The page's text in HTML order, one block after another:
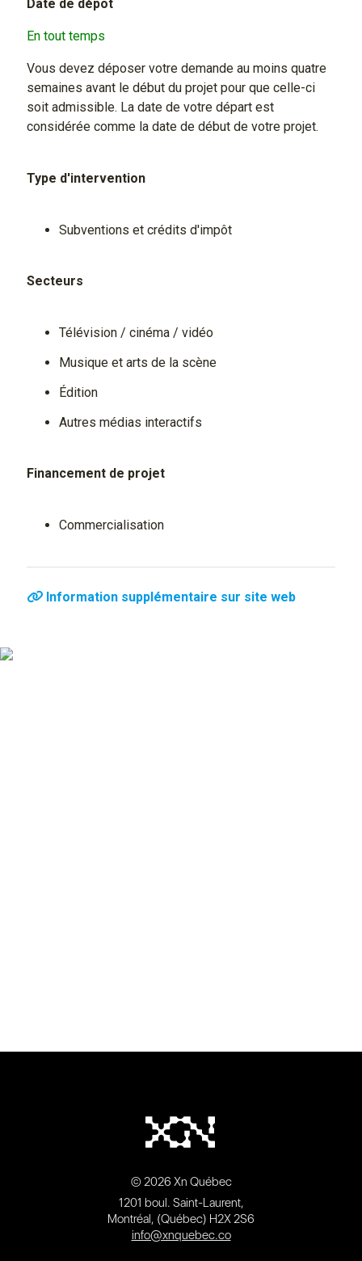
Date de dépôt
En tout temps
Vous devez déposer votre demande au moins quatre
semaines avant le début du projet pour que celle-ci
soit admissible. La date de votre départ est
considérée comme la date de début de votre projet.
Type d'intervention
Subventions et crédits d'impôt
Secteurs
Télévision / cinéma / vidéo
Musique et arts de la scène
Édition
Autres médias interactifs
Financement de projet
Commercialisation
Information supplémentaire sur site web
© 2026 Xn Québec
1201 boul. Saint-Laurent,
Montréal, (Québec) H2X 2S6
info@xnquebec.co